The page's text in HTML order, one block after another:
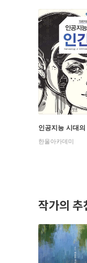
인공지능 시대
한울아카데미
작가의 추